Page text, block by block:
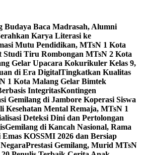
Budaya Baca Madrasah, Alumni
Karya Literasi ke
Mutu Pendidikan, MTsN 1 Kota
Studi Tiru Rombongan MTsN 2 Kota
Gelar Upacara Kokurikuler Kelas 9,
di Era DigitalTingkatkan Kualitas
1 Kota Malang Gelar Bimtek
IntegritasKontingen
Gemilang di Jambore Koperasi Siswa
Kesehatan Mental Remaja, MTsN 1
Deteksi Dini dan Pertolongan
Gemilang di Kancah Nasional, Rama
KOSSMI 2026 dan Bersiap
Prestasi Gemilang, Murid MTsN